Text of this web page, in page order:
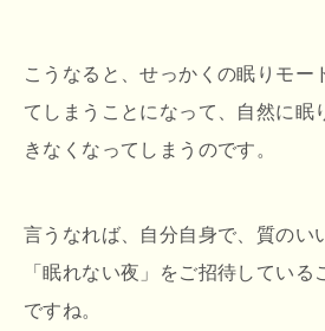
こうなると、せっかくの眠りモー
てしまうことになって、自然に眠
きなくなってしまうのです。
言うなれば、自分自身で、質のい
「眠れない夜」をご招待している
ですね。